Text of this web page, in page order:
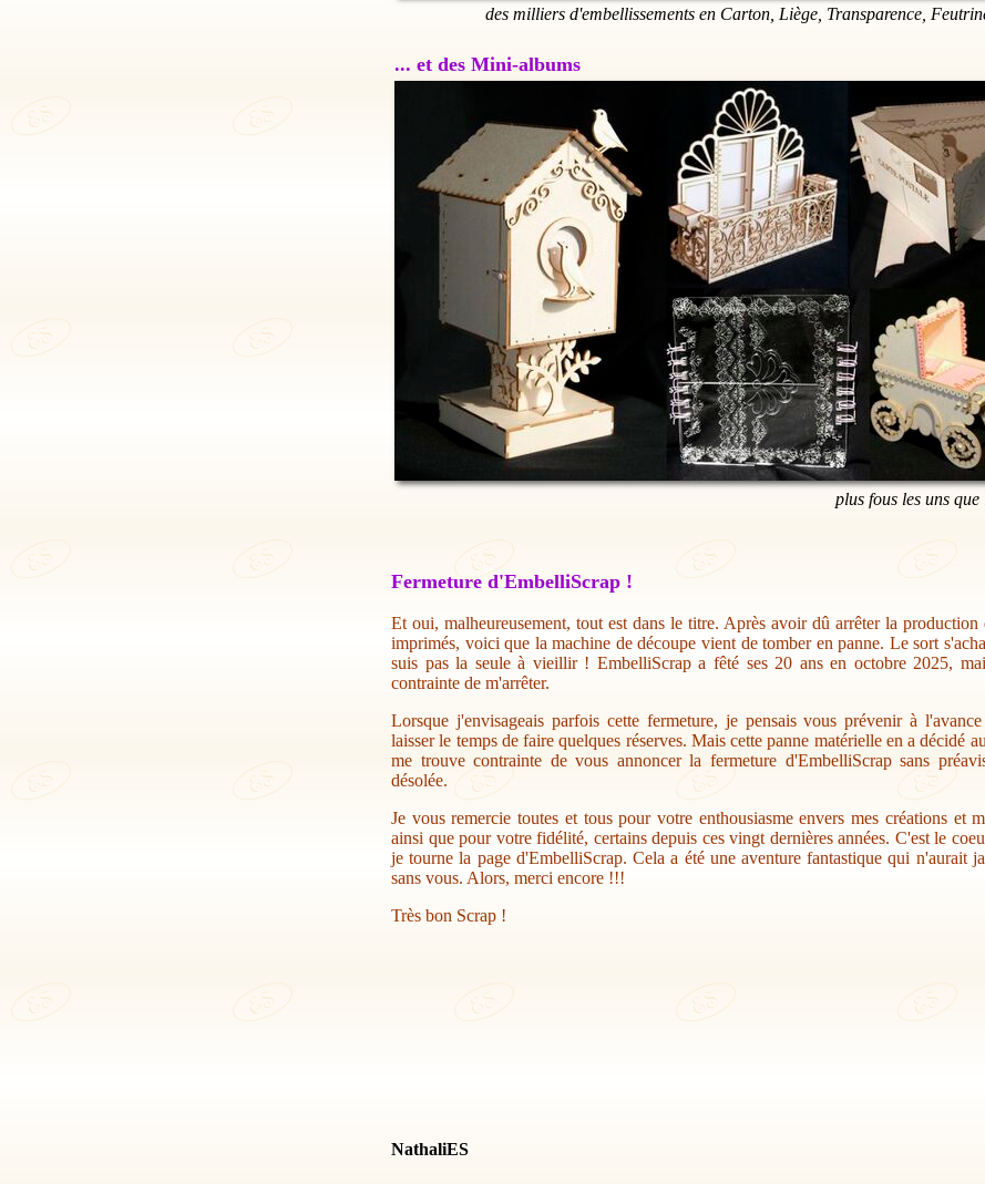
des milliers d'embellissements en Carton, Liège, Transparence,
... et des Mini-albums
plus fous les uns que
Fermeture d'EmbelliScrap !
Et oui, malheureusement, tout est dans le titre. Après avoir dû arrêter la production
imprimés, voici que la machine de découpe vient de tomber en panne. Le sort
suis pas la seule à vieillir ! EmbelliScrap a fêté ses 20 ans en octobre 2025,
contrainte de m'arrêter.
Lorsque j'envisageais parfois cette fermeture, je pensais vous prévenir à
laisser le temps de faire quelques réserves. Mais cette panne matérielle en a décidé
me trouve contrainte de vous annoncer la fermeture d'EmbelliScrap sans
désolée.
Je vous remercie toutes et tous pour votre enthousiasme envers mes créations et
ainsi que pour votre fidélité, certains depuis ces vingt dernières années. C'est le
je tourne la page d'EmbelliScrap. Cela a été une aventure fantastique qui n'aurait
sans vous. Alors, merci encore !!!
Très bon Scrap !
NathaliES